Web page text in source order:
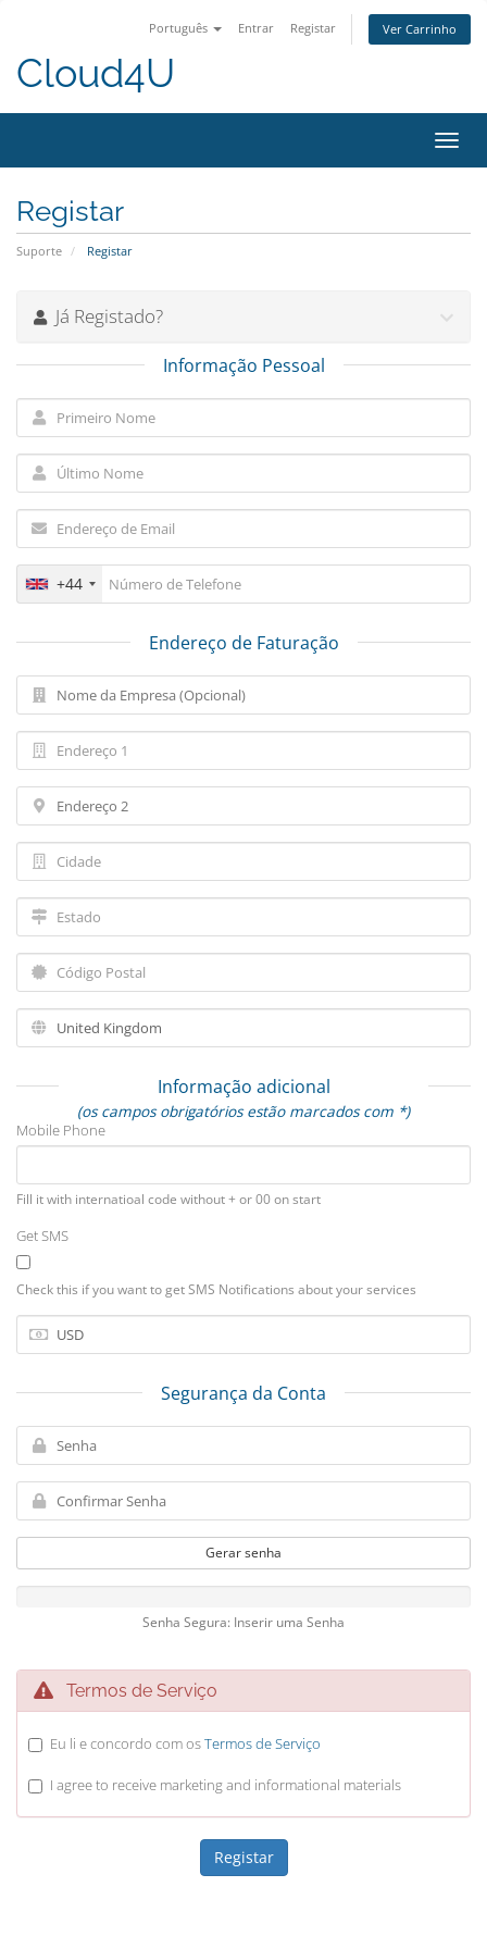
Português Entrar Registar Ver Carrinho
Cloud4U
Registar
Suporte Registar
Já Registado?
Informação Pessoal
+44
Endereço de Faturação
Informação adicional
(os campos obrigatórios estão marcados com *)
Mobile Phone
Fill it with internatioal code without + or 00 on start
Get SMS
Check this if you want to get SMS Notifications about your services
Segurança da Conta
Gerar senha
Senha Segura: Inserir uma Senha
Termos de Serviço
Eu li e concordo com osTermos de Serviço
I agree to receive marketing and informational materials